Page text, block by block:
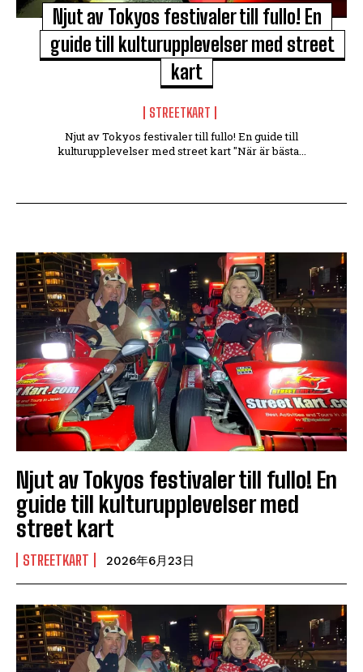
Njut av Tokyos festivaler till fullo! En
guide till kulturupplevelser med street
kart
STREETKART
Njut av Tokyos festivaler till fullo! En guide till
kulturupplevelser med street kart "När är bästa...
Njut av Tokyos festivaler till fullo! En
guide till kulturupplevelser med
street kart
STREETKART 2026年6月23日